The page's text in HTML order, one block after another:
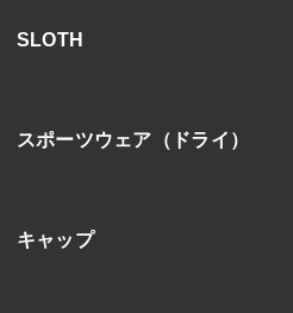
SLOTH
スポーツウェア（ドライ）
キャップ